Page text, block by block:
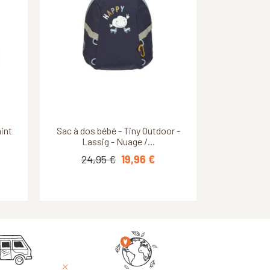
Hylax 15 - Vaude - Hotchili
53,00 € 37,10 €
-
Sac à dos bébé - Tiny Outdoor -
Lassig - Nuage /...
24,95 € 19,96 €